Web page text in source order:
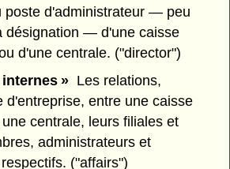
poste d'administrateur — peu
désignation — d'une caisse
d'une centrale. ("director")
» Les relations,
d'entreprise, entre une caisse
centrale, leurs filiales et
administrateurs et
("affairs")